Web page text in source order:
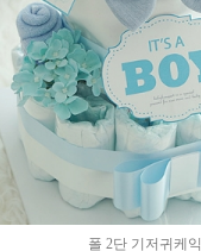
폴 2단 기저귀케익